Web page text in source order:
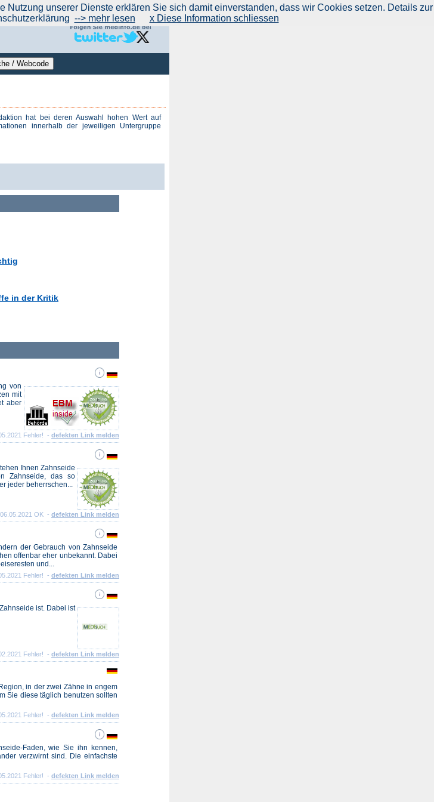
hat bei deren Auswahl hohen Wert auf
innerhalb der jeweiligen Untergruppe
in der Kritik
von
mit
aber
Fehler! - defekten Link melden
Ihnen Zahnseide
Zahnseide, das so
jeder beherrschen...
OK - defekten Link melden
der Gebrauch von Zahnseide
offenbar eher unbekannt. Dabei
und...
Fehler! - defekten Link melden
ist. Dabei ist
Fehler! - defekten Link melden
in der zwei Zähne in engem
Sie diese täglich benutzen sollten
Fehler! - defekten Link melden
Faden, wie Sie ihn kennen,
verzwirnt sind. Die einfachste
Fehler! - defekten Link melden
hinzufügen (Gratis!)|über Medinfo|Feedback
unserer Dienste erklären Sie sich damit einverstanden, dass wir Cookies setzen. Details zur
--> mehr lesen x Diese Information schliessen